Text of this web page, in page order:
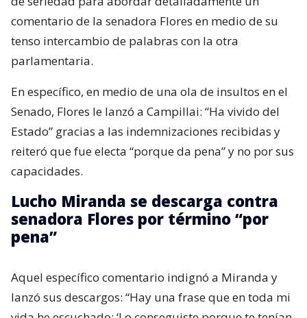
comentario de la senadora Flores en medio de su
tenso intercambio de palabras con la otra
parlamentaria.
En específico, en medio de una ola de insultos en el
Senado, Flores le lanzó a Campillai: “Ha vivido del
Estado” gracias a las indemnizaciones recibidas y
reiteró que fue electa “porque da pena” y no por sus
capacidades.
Lucho Miranda se descarga contra
senadora Flores por término “por
pena”
Aquel específico comentario indignó a Miranda y
lanzó sus descargos: “Hay una frase que en toda mi